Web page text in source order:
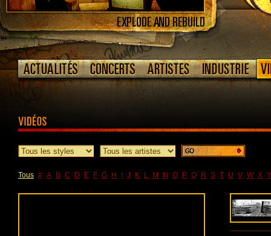
Tous # A B C D E F G H J K L M N O P Q R S T U V W X Y